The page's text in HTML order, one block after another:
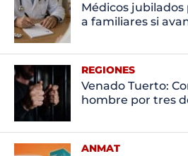
Médicos
a familiares si
REGIONES
Venado Tuerto:
hombre por tres
ANMAT